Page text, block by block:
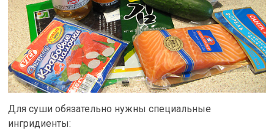
Для суши обязательно нужны специальные
ингридиенты: